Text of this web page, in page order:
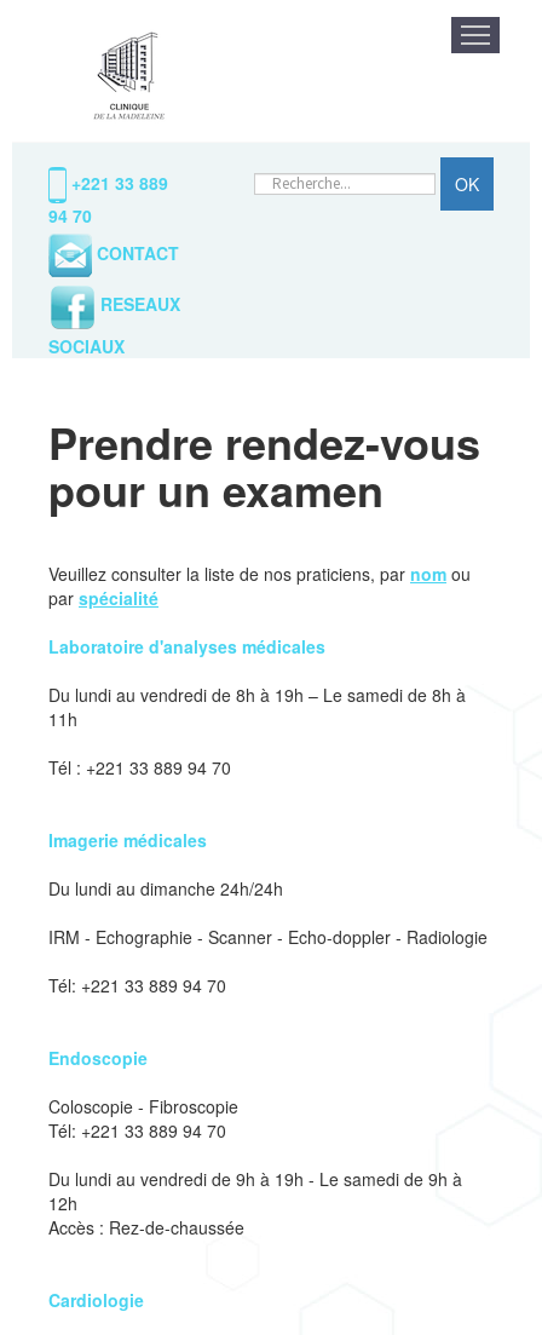
Praticiens /
+221 33 889
94 70
CONTACT
RESEAUX
SOCIAUX
Rechercher
OK
Prendre rendez-vous
pour un examen
Veuillez consulter la liste de nos praticiens, par nom ou
par spécialité
Laboratoire d'analyses médicales
Du lundi au vendredi de 8h à 19h – Le samedi de 8h à
11h
Tél : +221 33 889 94 70
Imagerie médicales
Du lundi au dimanche 24h/24h
IRM - Echographie - Scanner - Echo-doppler - Radiologie
Tél: +221 33 889 94 70
Endoscopie
Coloscopie - Fibroscopie
Tél: +221 33 889 94 70
Du lundi au vendredi de 9h à 19h - Le samedi de 9h à
12h
Accès : Rez-de-chaussée
Cardiologie